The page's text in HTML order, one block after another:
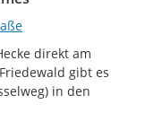
direkt am
gibt es
in den